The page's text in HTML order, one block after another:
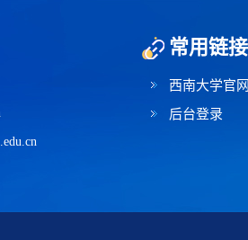
常用链接
西南大学官
后台登录